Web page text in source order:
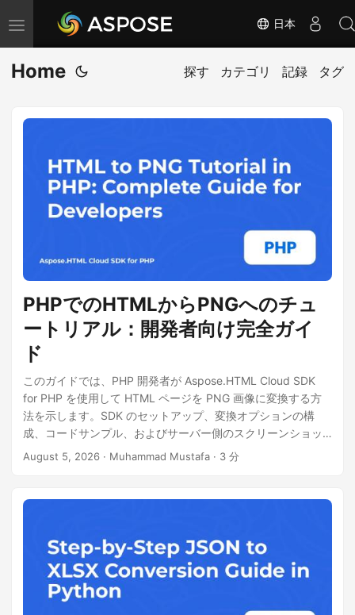
ナ
ビ
ゲ
シ
え
日本
Home 探す カテゴリ 記録 タグ
PHPでのHTMLからPNGへのチュ
ートリアル：開発者向け完全ガイ
ド
このガイドでは、PHP 開発者が Aspose.HTML Cloud SDK
for PHP を使用して HTML ページを PNG 画像に変換する方
法を示します。SDK のセットアップ、変換オプションの構
成、コードサンプル、およびサーバー側のスクリーンショッ
ト生成のための cURL REST 呼び出しについて説明します。
August 5, 2026 · Muhammad Mustafa · 3 分